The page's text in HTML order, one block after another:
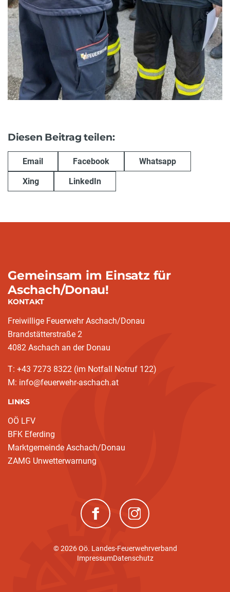
Diesen Beitrag teilen:
Email Facebook Whatsapp
Xing LinkedIn
Gemeinsam im Einsatz für
Aschach/Donau!
KONTAKT
Freiwillige Feuerwehr Aschach/Donau
Brandstätterstraße 2
4082 Aschach an der Donau
T: +43 7273 8322 (im Notfall Notruf 122)
M: info@feuerwehr-aschach.at
LINKS
OÖ LFV
BFK Eferding
Marktgemeinde Aschach/Donau
ZAMG Unwetterwarnung
(neues Fenster)(neues Fenster)
© 2026 Oö. Landes-Feuerwehrverband
ImpressumDatenschutz